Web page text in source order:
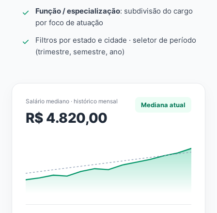
Função / especialização: subdivisão do cargo
por foco de atuação
Filtros por estado e cidade · seletor de período
(trimestre, semestre, ano)
Salário mediano · histórico mensal
R$ 4.820,00
Mediana atual